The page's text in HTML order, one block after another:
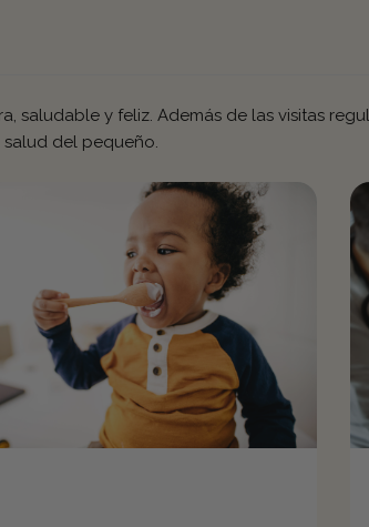
saludable y feliz. Además de las visitas
salud del pequeño.